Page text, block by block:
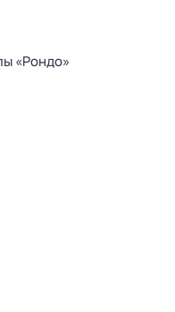
«Рондо»